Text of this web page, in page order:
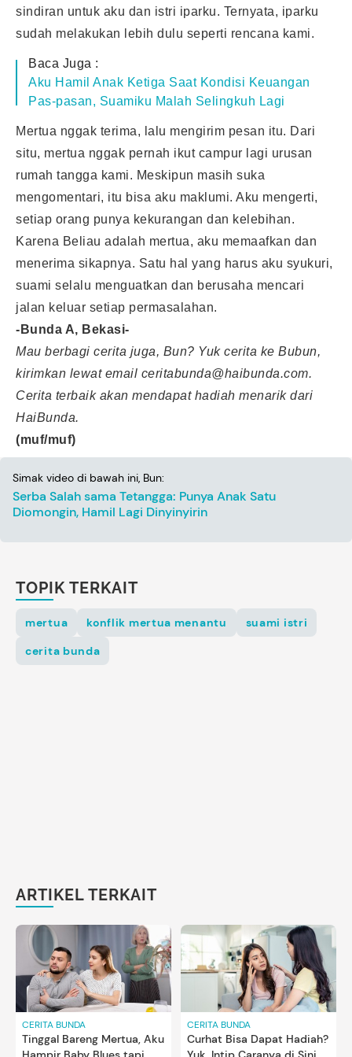
sindiran untuk aku dan istri iparku. Ternyata, iparku
sudah melakukan lebih dulu seperti rencana kami.
Baca Juga :
Aku Hamil Anak Ketiga Saat Kondisi Keuangan
Pas-pasan, Suamiku Malah Selingkuh Lagi
Mertua nggak terima, lalu mengirim pesan itu. Dari
situ, mertua nggak pernah ikut campur lagi urusan
rumah tangga kami. Meskipun masih suka
mengomentari, itu bisa aku maklumi. Aku mengerti,
setiap orang punya kekurangan dan kelebihan.
Karena Beliau adalah mertua, aku memaafkan dan
menerima sikapnya. Satu hal yang harus aku syukuri,
suami selalu menguatkan dan berusaha mencari
jalan keluar setiap permasalahan.
-Bunda A, Bekasi-
Mau berbagi cerita juga, Bun? Yuk cerita ke Bubun,
kirimkan lewat email ceritabunda@haibunda.com.
Cerita terbaik akan mendapat hadiah menarik dari
HaiBunda.
(muf/muf)
Simak video di bawah ini, Bun:
Serba Salah sama Tetangga: Punya Anak Satu
Diomongin, Hamil Lagi Dinyinyirin
TOPIK TERKAIT
mertua konflik mertua menantu
suami istri
cerita bunda
ARTIKEL TERKAIT
CERITA BUNDA
Tinggal Bareng Mertua, Aku
CERITA BUNDA
Curhat Bisa Dapat Hadiah?